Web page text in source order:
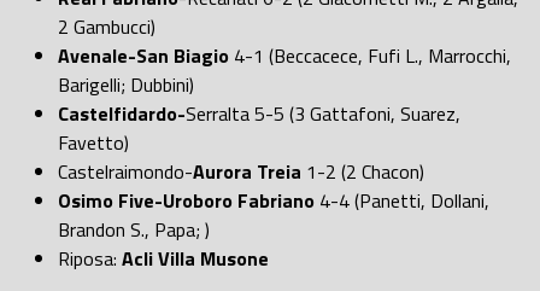
2 Gambucci)
Avenale-San Biagio 4-1 (Beccacece, Fufi L., Marrocchi,
Barigelli; Dubbini)
Castelfidardo-Serralta 5-5 (3 Gattafoni, Suarez,
Favetto)
Castelraimondo-Aurora Treia 1-2 (2 Chacon)
Osimo Five-Uroboro Fabriano 4-4 (Panetti, Dollani,
Brandon S., Papa; )
Riposa: Acli Villa Musone